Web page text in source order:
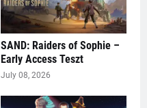
SAND: Raiders of Sophie –
Early Access Teszt
July 08, 2026